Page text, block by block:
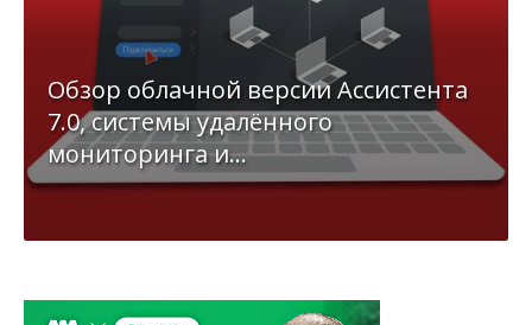
Обзор облачной версии Ассистента
7.0, системы удалённого
мониторинга и...